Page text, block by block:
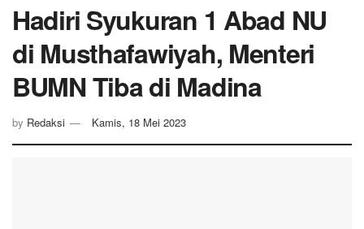
Hadiri Syukuran 1 Abad NU
di Musthafawiyah, Menteri
BUMN Tiba di Madina
by Redaksi Kamis, 18 Mei 2023